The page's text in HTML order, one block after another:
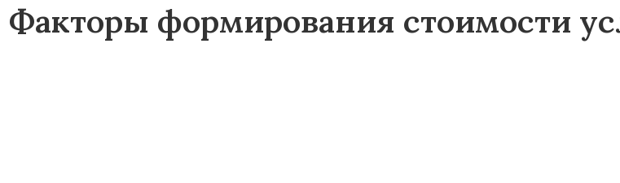
Факторы формирования стоимости